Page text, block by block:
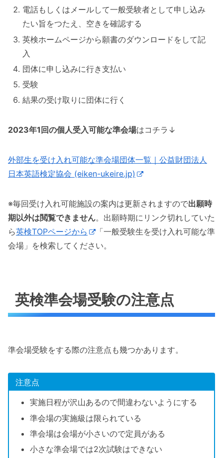
電話もしくはメールして一般受験者として申し込み
たい旨をつたえ、空きを確認する
英検ホームページから願書のダウンロードをして記
入
団体に申し込みに行き支払い
受験
結果の受け取りに団体に行く
2023年1回の個人受入可能な準会場はコチラ↓
外部生を受け入れ可能な準会場団体一覧｜公益財団法人
日本英語検定協会 (eiken-ukeire.jp)
※毎回受け入れ可能施設の案内は更新されますので出願時
期以外は閲覧できません。出願時期にリンク切れしていた
ら英検TOPページから
「一般受験生を受け入れ可能な準
会場」を検索してください。
英検準会場受験の注意点
準会場受験をする際の注意点も幾つかあります。
注意点
実施日程が沢山あるので間違わないようにする
準会場の実施級は限られている
準会場は会場が小さいので定員がある
小さな準会場では2次試験はできない